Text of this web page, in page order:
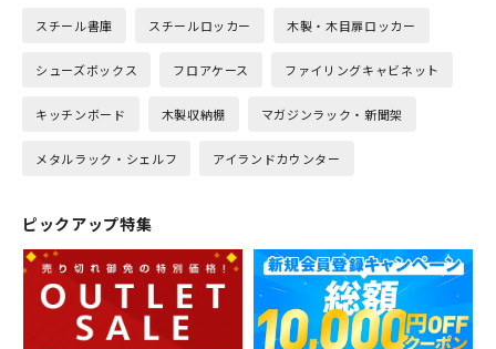
スチール書庫 スチールロッカー 木製・木目扉ロッカー
シューズボックス フロアケース ファイリングキャビネット
キッチンボード 木製収納棚 マガジンラック・新聞架
メタルラック・シェルフ アイランドカウンター
ピックアップ特集